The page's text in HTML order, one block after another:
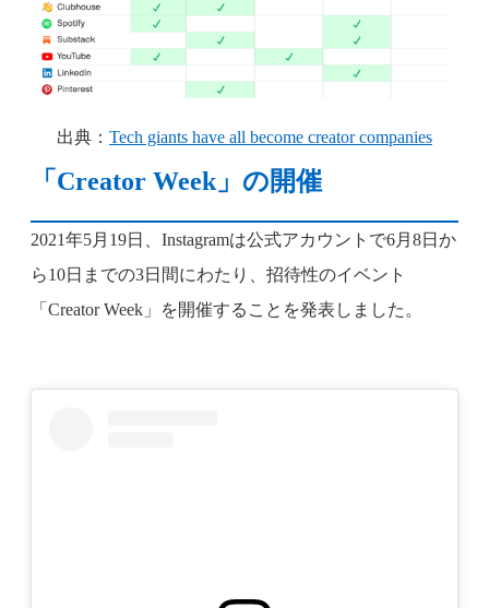
出典： Tech giants have all become creator companies
「Creator Week」の開催
2021年5月19日、Instagramは公式アカウントで6月8日か
ら10日までの3日間にわたり、招待性のイベント
「Creator Week」を開催することを発表しました。